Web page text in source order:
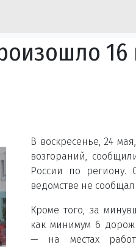
В воскресенье, 24
возгораний,
России по
ведомстве не
Кроме того, за
как минимум 6
— на местах